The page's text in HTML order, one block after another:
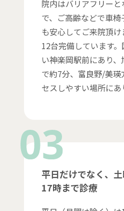
院内はバリアフリー
で、ご高齢などで車
も安心してご来院頂
12台完備しています
い神楽岡駅前にあり
で約7分、富良野/美瑛
セスしやすい場所にあ
平日だけでなく、
17時まで診療